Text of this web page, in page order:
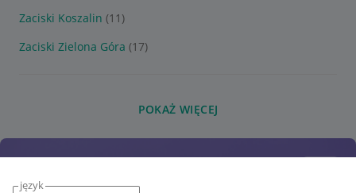
język
Zaciski Koszalin (11)
Zaciski Zielona Góra (17)
POKAŻ WIĘCEJ